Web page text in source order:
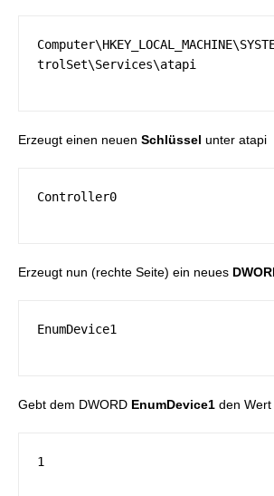
trolSet\Services\atapi
Erzeugt einen neuen Schlüssel unter atapi
Controller0
Erzeugt nun (rechte Seite) ein neues
EnumDevice1
Gebt dem DWORD EnumDevice1 den Wert
1